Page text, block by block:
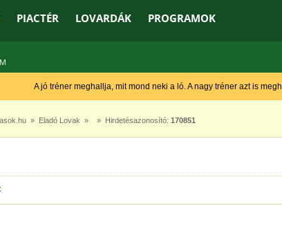
PIACTÉR LOVARDÁK PROGRAMOK
A jó tréner meghallja, mit mond neki a ló. A nagy tréner azt is
» Eladó Lovak » » Hirdetésazonosító: 170851